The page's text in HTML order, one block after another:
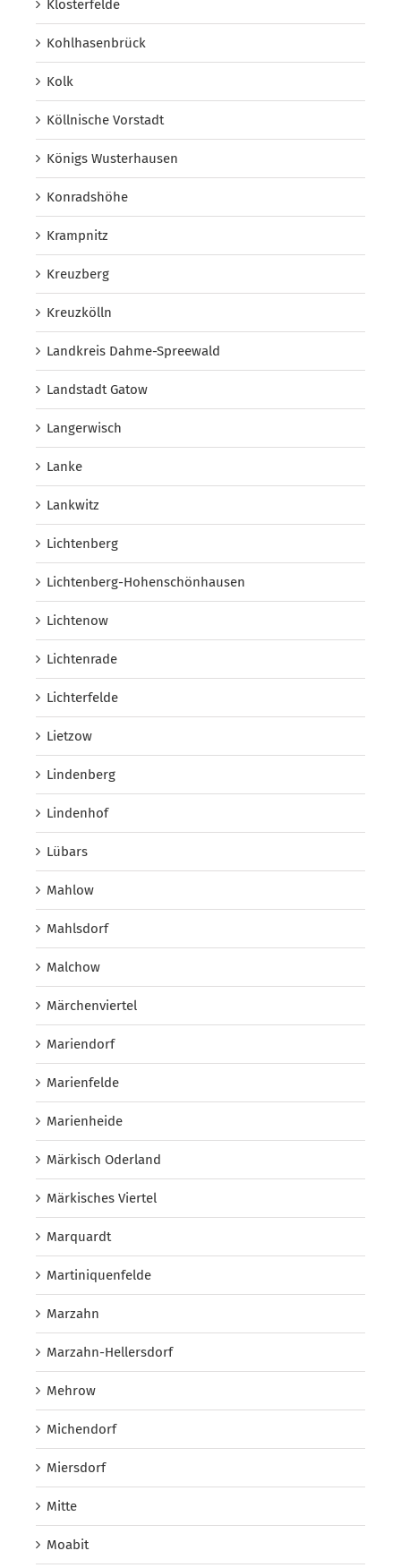
Klosterfelde
Kohlhasenbrück
Kolk
Köllnische Vorstadt
Königs Wusterhausen
Konradshöhe
Krampnitz
Kreuzberg
Kreuzkölln
Landkreis Dahme-Spreewald
Landstadt Gatow
Langerwisch
Lanke
Lankwitz
Lichtenberg
Lichtenberg-Hohenschönhausen
Lichtenow
Lichtenrade
Lichterfelde
Lietzow
Lindenberg
Lindenhof
Lübars
Mahlow
Mahlsdorf
Malchow
Märchenviertel
Mariendorf
Marienfelde
Marienheide
Märkisch Oderland
Märkisches Viertel
Marquardt
Martiniquenfelde
Marzahn
Marzahn-Hellersdorf
Mehrow
Michendorf
Miersdorf
Mitte
Moabit